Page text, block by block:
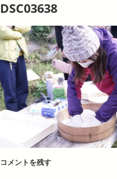
DSC03638
コメントを残す